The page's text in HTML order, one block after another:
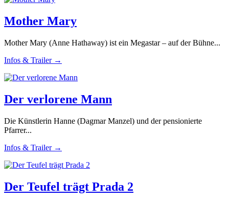
Mother Mary
Mother Mary (Anne Hathaway) ist ein Megastar – auf der Bühne...
Infos & Trailer →
Der verlorene Mann
Die Künstlerin Hanne (Dagmar Manzel) und der pensionierte
Pfarrer...
Infos & Trailer →
Der Teufel trägt Prada 2